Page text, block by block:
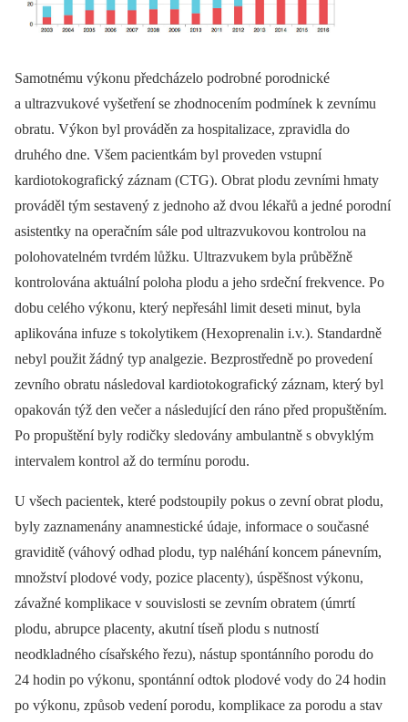
Samotnému výkonu předcházelo podrobné porodnické
a ultrazvukové vyšetření se zhodnocením podmínek k zevnímu
obratu. Výkon byl prováděn za hospitalizace, zpravidla do
druhého dne. Všem pacientkám byl proveden vstupní
kardiotokografický záznam (CTG). Obrat plodu zevními hmaty
prováděl tým sestavený z jednoho až dvou lékařů a jedné porodní
asistentky na operačním sále pod ultrazvukovou kontrolou na
polohovatelném tvrdém lůžku. Ultrazvukem byla průběžně
kontrolována aktuální poloha plodu a jeho srdeční frekvence. Po
dobu celého výkonu, který nepřesáhl limit deseti minut, byla
aplikována infuze s tokolytikem (Hexoprenalin i.v.). Standardně
nebyl použit žádný typ analgezie. Bezprostředně po provedení
zevního obratu následoval kardiotokografický záznam, který byl
opakován týž den večer a následující den ráno před propuštěním.
Po propuštění byly rodičky sledovány ambulantně s obvyklým
intervalem kontrol až do termínu porodu.
U všech pacientek, které podstoupily pokus o zevní obrat plodu,
byly zaznamenány anamnestické údaje, informace o současné
graviditě (váhový odhad plodu, typ naléhání koncem pánevním,
množství plodové vody, pozice placenty), úspěšnost výkonu,
závažné komplikace v souvislosti se zevním obratem (úmrtí
plodu, abrupce placenty, akutní tíseň plodu s nutností
neodkladného císařského řezu), nástup spontánního porodu do
24 hodin po výkonu, spontánní odtok plodové vody do 24 hodin
po výkonu, způsob vedení porodu, komplikace za porodu a stav